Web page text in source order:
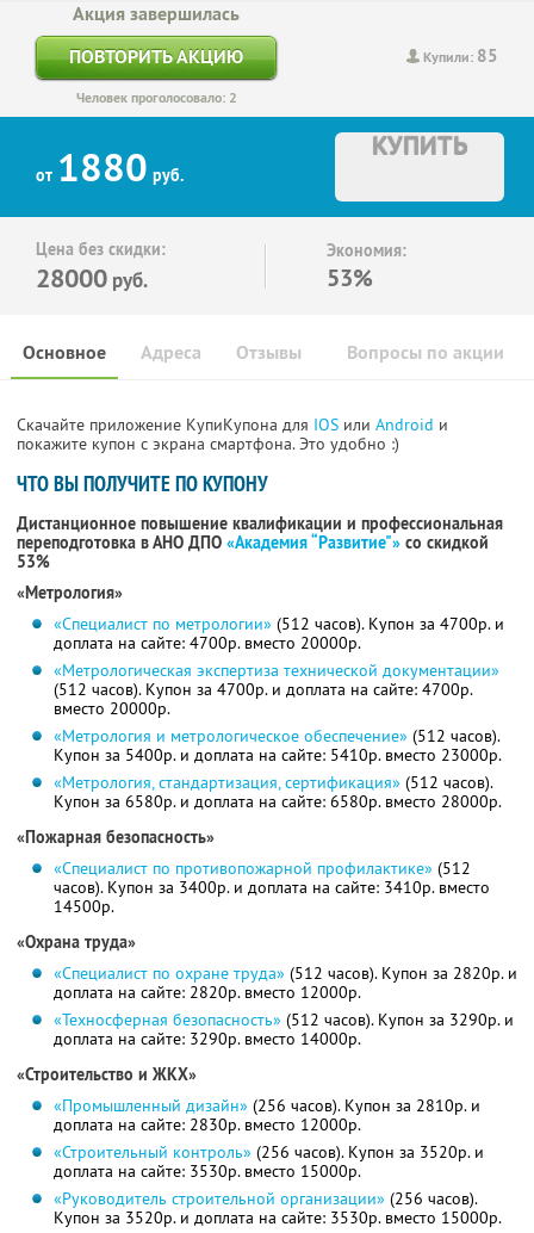
Купили: 85
Акция завершилась
ПОВТОРИТЬ АКЦИЮ
Человек проголосовало: 2
от 1880 руб.
КУПИТЬ
Цена без скидки:
28000 руб.
Экономия:
53%
Основное Отзывы Вопросы по акции
Адреса
Скачайте приложение КупиКупона для IOS или Android и
покажите купон с экрана смартфона. Это удобно :)
ЧТО ВЫ ПОЛУЧИТЕ ПО КУПОНУ
Дистанционное повышение квалификации и профессиональная
переподготовка в АНО ДПО «Академия “Развитие"» со скидкой
53%
«Метрология»
«Специалист по метрологии» (512 часов). Купон за 4700р. и
доплата на сайте: 4700р. вместо 20000р.
«Метрологическая экспертиза технической документации»
(512 часов). Купон за 4700р. и доплата на сайте: 4700р.
вместо 20000р.
«Метрология и метрологическое обеспечение» (512 часов).
Купон за 5400р. и доплата на сайте: 5410р. вместо 23000р.
«Метрология, стандартизация, сертификация» (512 часов).
Купон за 6580р. и доплата на сайте: 6580р. вместо 28000р.
«Пожарная безопасность»
«Специалист по противопожарной профилактике» (512
часов). Купон за 3400р. и доплата на сайте: 3410р. вместо
14500р.
«Охрана труда»
«Специалист по охране труда» (512 часов). Купон за 2820р. и
доплата на сайте: 2820р. вместо 12000р.
«Техносферная безопасность» (512 часов). Купон за 3290р. и
доплата на сайте: 3290р. вместо 14000р.
«Строительство и ЖКХ»
«Промышленный дизайн» (256 часов). Купон за 2810р. и
доплата на сайте: 2830р. вместо 12000р.
«Строительный контроль» (256 часов). Купон за 3520р. и
доплата на сайте: 3530р. вместо 15000р.
«Руководитель строительной организации» (256 часов).
Купон за 3520р. и доплата на сайте: 3530р. вместо 15000р.